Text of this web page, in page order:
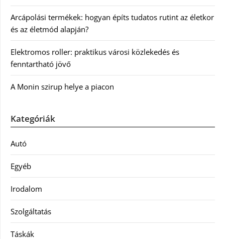
Arcápolási termékek: hogyan építs tudatos rutint az életkor
és az életmód alapján?
Elektromos roller: praktikus városi közlekedés és
fenntartható jövő
A Monin szirup helye a piacon
Kategóriák
Autó
Egyéb
Irodalom
Szolgáltatás
Táskák